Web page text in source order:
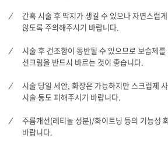
간혹 시술 후 딱지가 생길 수 있으나 자연스럽
않도록 주의해주시기 바랍니다.
시술 후 건조함이 동반될 수 있으므로 보습제
선크림을 반드시 바르는 것이 좋습니다.
시술 당일 세안, 화장은 가능하지만 스크럽제
시술 등도 피해주시기 바랍니다.
주름개선(레티놀 성분)/화이트닝 등의 기능성
바랍니다.